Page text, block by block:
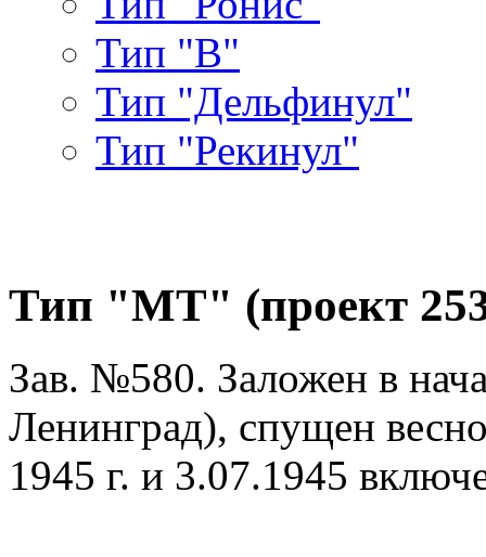
Тип "В"
Тип "Дельфинул"
Тип "Рекинул"
Тип "МТ" (проект
Зав. №580. Заложен в
Ленинград), спущен
1945 г. и 3.07.1945